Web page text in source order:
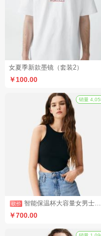
女夏季新款墨镜（套装2）
￥100.00
智能保温杯大容量女男士高档泡茶便携316L不锈钢水杯子（砍价活动3）
￥700.00